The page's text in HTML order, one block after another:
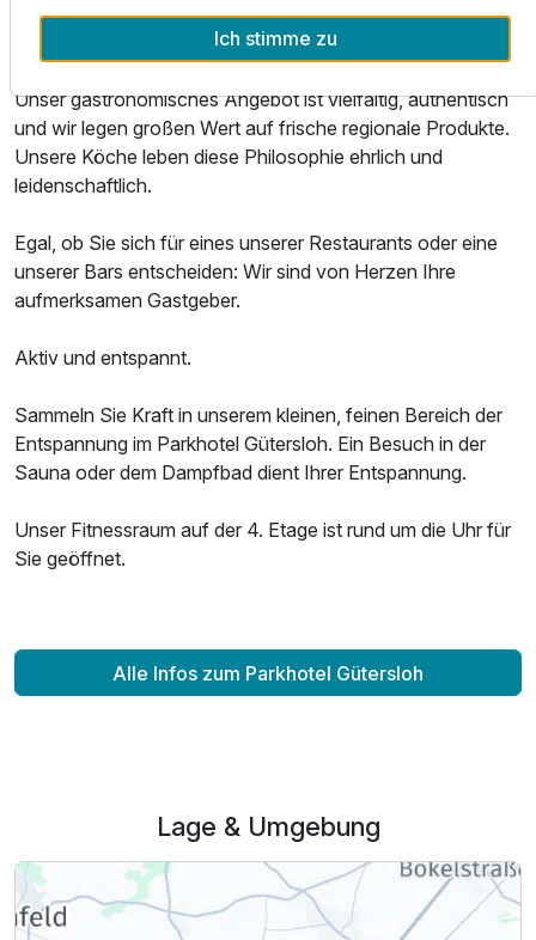
Ausstattung
Für 2 Tage p.P. ab 159,00 €
Doppelzimmer Standard Klassik
Seele zu verwöhnen. Ob regionale Spezialitäten,
internationale Klassiker oder gepflegte Weine: Unsere
Unser gastronomisches Angebot ist vielfältig, authentisch
und wir legen großen Wert auf frische regionale Produkte.
Unsere Köche leben diese Philosophie ehrlich und
leidenschaftlich.
Egal, ob Sie sich für eines unserer Restaurants oder eine
unserer Bars entscheiden: Wir sind von Herzen Ihre
aufmerksamen Gastgeber.
Aktiv und entspannt.
Sammeln Sie Kraft in unserem kleinen, feinen Bereich der
Entspannung im Parkhotel Gütersloh. Ein Besuch in der
Sauna oder dem Dampfbad dient Ihrer Entspannung.
Unser Fitnessraum auf der 4. Etage ist rund um die Uhr für
Sie geöffnet.
Alle Infos zum Parkhotel Gütersloh
Lage & Umgebung
Ich stimme zu